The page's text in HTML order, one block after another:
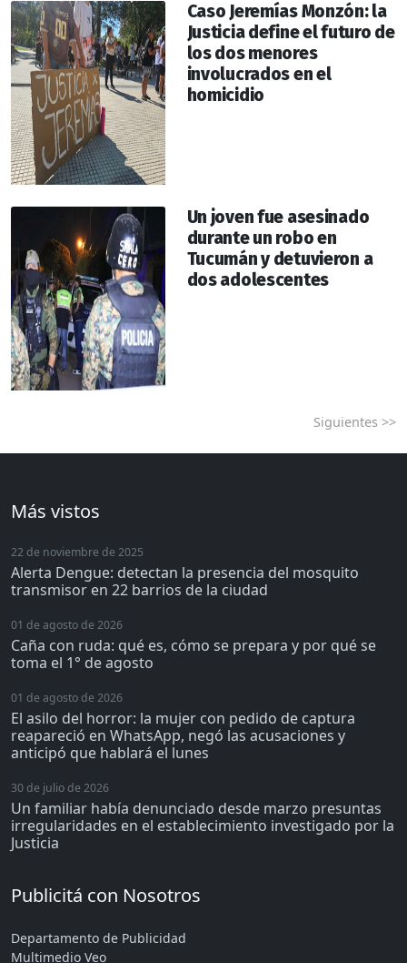
Caso Jeremías Monzón: la
Justicia define el futuro de
los dos menores
involucrados en el
homicidio
Un joven fue asesinado
durante un robo en
Tucumán y detuvieron a
dos adolescentes
Siguientes >>
Más vistos
22 de noviembre de 2025
Alerta Dengue: detectan la presencia del mosquito
transmisor en 22 barrios de la ciudad
01 de agosto de 2026
Caña con ruda: qué es, cómo se prepara y por qué se
toma el 1° de agosto
01 de agosto de 2026
El asilo del horror: la mujer con pedido de captura
reapareció en WhatsApp, negó las acusaciones y
anticipó que hablará el lunes
30 de julio de 2026
Un familiar había denunciado desde marzo presuntas
irregularidades en el establecimiento investigado por la
Justicia
Publicitá con Nosotros
Departamento de Publicidad
Multimedio Veo